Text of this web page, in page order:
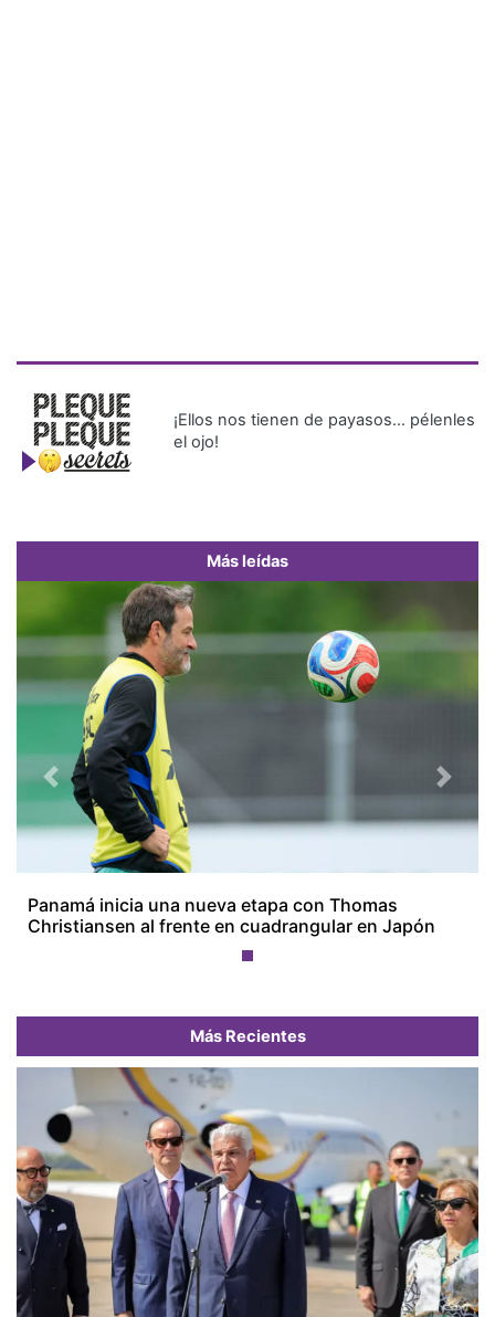
¡Ellos nos tienen de payasos… pélenles
el ojo!
Más leídas
Panamá inicia una nueva etapa con Thomas
Christiansen al frente en cuadrangular en Japón
Previous Next
Más Recientes